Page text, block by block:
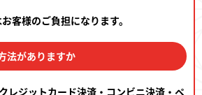
客様のご負担になります。
法がありますか
レジットカード決済・コンビニ決済・ペ